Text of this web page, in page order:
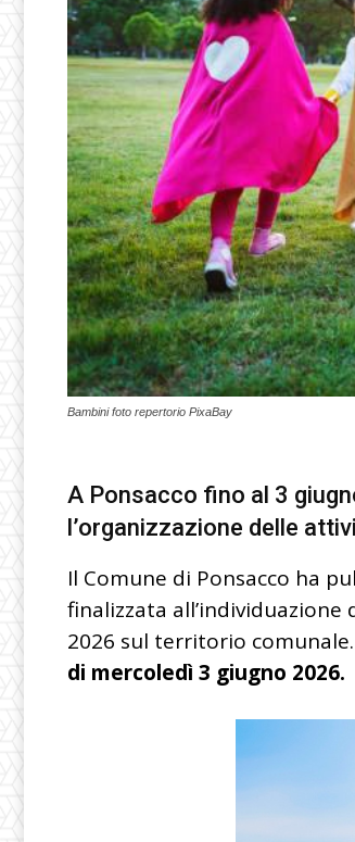
Bambini foto repertorio PixaBay
A Ponsacco fino al 3
l’organizzazione delle
Il Comune di Ponsacco ha
finalizzata
2026 sul territorio
di mercoledì 3 giugno 2026.